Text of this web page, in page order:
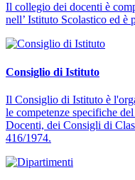
Il collegio dei docenti è
nell’ Istituto Scolastico ed è
Consiglio di Istituto
Il Consiglio di Istituto è
le competenze specifiche
Docenti, dei Consigli di
416/1974.